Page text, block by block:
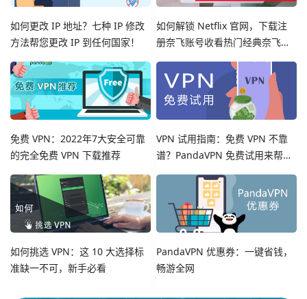
如何更改 IP 地址？七种 IP 修改
方法帮您更改 IP 到任何国家！
如何解锁 Netflix 官网，下载注
册奈飞账号收看热门经典奈飞影
视剧集
免费 VPN：2022年7大安全可靠
的完全免费 VPN 下载推荐
VPN 试用指南：免费 VPN 不靠
谱？PandaVPN 免费试用来帮
您！
如何挑选 VPN：这 10 大选择标
准缺一不可，新手必看
PandaVPN 优惠券：一键省钱，
畅游全网